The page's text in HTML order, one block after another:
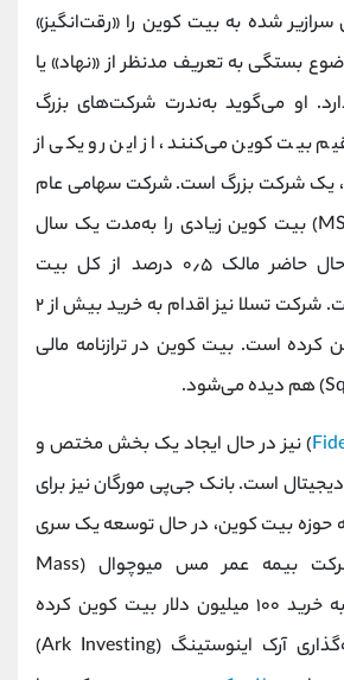
شده به بیت کوین را «رقت‌انگیز»
بستگی به تعریف مدنظر از «نهاد» یا
او می‌گوید به‌ندرت شرکت‌های بزرگ
بیت کوین می‌کنند، از این رو یکی از
یک شرکت بزرگ است. شرکت سهامی عام
مایکرواستراتژی (MSTR) بیت کوین زیادی را به‌مدت یک سال
خریداری کرد و در حال حاضر مالک ۰٫۵ درصد از کل بیت
کوین‌های موجود است. شرکت تسلا نیز اقدام به خرید بیش از ۲
کرده است. بیت کوین در ترازنامه مالی
) نیز در حال ایجاد یک بخش مختص و
دیجیتال است. بانک جی‌پی مورگان نیز برای
حوزه بیت کوین، در حال توسعه یک سری
محصولات است. شرکت بیمه عمر مس میوچوال (Mass
Mutual) نیز اقدام به خرید ۱۰۰ میلیون دلار بیت کوین کرده
است. شرکت سرمایه‌گذاری آرک اینوستینگ (Ark Investing)